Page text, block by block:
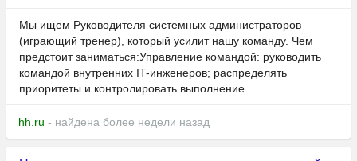
Мы ищем Руководителя системных администраторов
(играющий тренер), который усилит нашу команду. Чем
предстоит заниматься:Управление командой: руководить
командой внутренних IT-инженеров; распределять
приоритеты и контролировать выполнение...
hh.ru - найдена более недели назад